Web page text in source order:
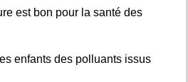
est bon pour la santé des
enfants des polluants issus